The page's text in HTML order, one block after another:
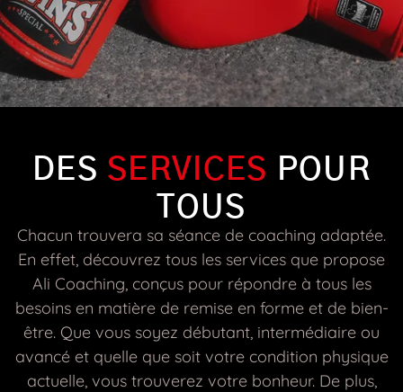
DES SERVICES POUR
TOUS
Chacun trouvera sa séance de coaching adaptée.
En effet, découvrez tous les services que propose
Ali Coaching, conçus pour répondre à tous les
besoins en matière de remise en forme et de bien-
être. Que vous soyez débutant, intermédiaire ou
avancé et quelle que soit votre condition physique
actuelle, vous trouverez votre bonheur. De plus,